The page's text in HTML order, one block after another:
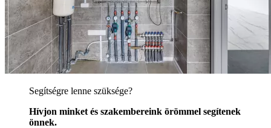
Segítségre lenne szüksége?
Hívjon minket és szakembereink örömmel segítenek
önnek.